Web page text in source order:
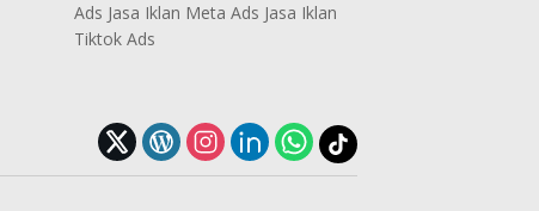
Ads Jasa Iklan Meta Ads Jasa Iklan
Tiktok Ads